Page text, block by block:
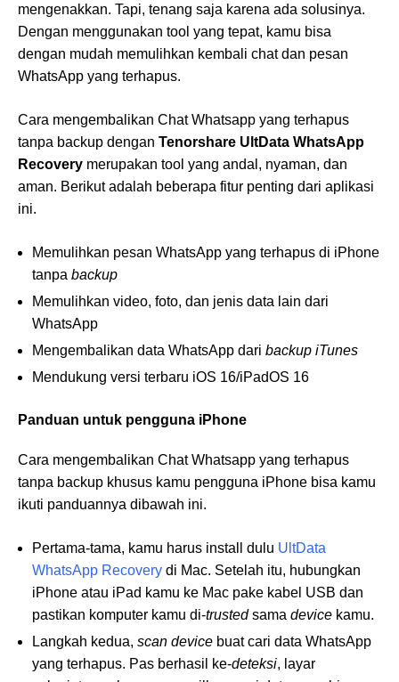
mengenakkan. Tapi, tenang saja karena ada solusinya.
Dengan menggunakan tool yang tepat, kamu bisa
dengan mudah memulihkan kembali chat dan pesan
WhatsApp yang terhapus.
Cara mengembalikan Chat Whatsapp yang terhapus
tanpa backup dengan Tenorshare UltData WhatsApp
Recovery merupakan tool yang andal, nyaman, dan
aman. Berikut adalah beberapa fitur penting dari aplikasi
ini.
Memulihkan pesan WhatsApp yang terhapus di iPhone
tanpa backup
Memulihkan video, foto, dan jenis data lain dari
WhatsApp
Mengembalikan data WhatsApp dari backup iTunes
Mendukung versi terbaru iOS 16/iPadOS 16
Panduan untuk pengguna iPhone
Cara mengembalikan Chat Whatsapp yang terhapus
tanpa backup khusus kamu pengguna iPhone bisa kamu
ikuti panduannya dibawah ini.
Pertama-tama, kamu harus install dulu UltData
WhatsApp Recovery di Mac. Setelah itu, hubungkan
iPhone atau iPad kamu ke Mac pake kabel USB dan
pastikan komputer kamu di-trustedsama device kamu.
Langkah kedua, scan device buat cari data WhatsApp
yang terhapus. Pas berhasil ke-deteksi, layar